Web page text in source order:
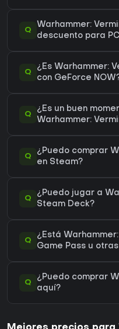
Q
Warhammer:
descuento para
Q
¿Es Warhammer:
con GeForce
Q
¿Es un buen
Warhammer:
Q
¿Puedo comprar
en Steam?
Q
¿Puedo jugar a
Steam Deck?
Q
¿Está
Game Pass u
Q
¿Puedo comprar
aquí?